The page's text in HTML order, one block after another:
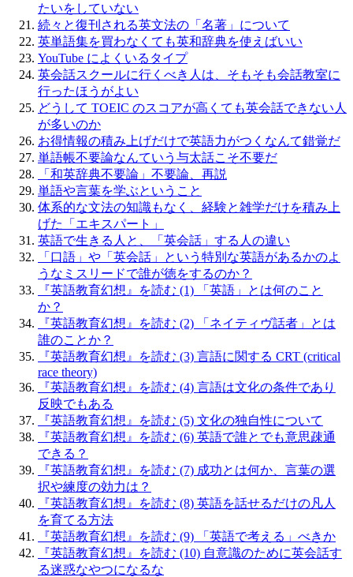
たいをしていない
続々と復刊される英文法の「名著」について
英単語集を買わなくても英和辞典を使えばいい
YouTube によくいるタイプ
英会話スクールに行くべき人は、そもそも会話教室に
行ったほうがよい
どうして TOEIC のスコアが高くても英会話できない人
が多いのか
お得情報の積み上げだけで英語力がつくなんて錯覚だ
単語帳不要論なんていう与太話こそ不要だ
「和英辞典不要論」不要論、再説
単語や言葉を学ぶということ
体系的な文法の知識もなく、経験と雑学だけを積み上
げた「エキスパート」
英語で生きる人と、「英会話」する人の違い
「口語」や「英会話」という特別な英語があるかのよ
うなミスリードで誰が徳をするのか？
『英語教育幻想』を読む (1) 「英語」とは何のこと
か？
『英語教育幻想』を読む (2) 「ネイティヴ話者」とは
誰のことか？
『英語教育幻想』を読む (3) 言語に関する CRT (critical
race theory)
『英語教育幻想』を読む (4) 言語は文化の条件であり
反映でもある
『英語教育幻想』を読む (5) 文化の独自性について
『英語教育幻想』を読む (6) 英語で誰とでも意思疎通
できる？
『英語教育幻想』を読む (7) 成功とは何か、言葉の選
択や練度の効力は？
『英語教育幻想』を読む (8) 英語を話せるだけの凡人
を育てる方法
『英語教育幻想』を読む (9) 「英語で考える」べきか
『英語教育幻想』を読む (10) 自意識のために英会話す
る迷惑なやつになるな